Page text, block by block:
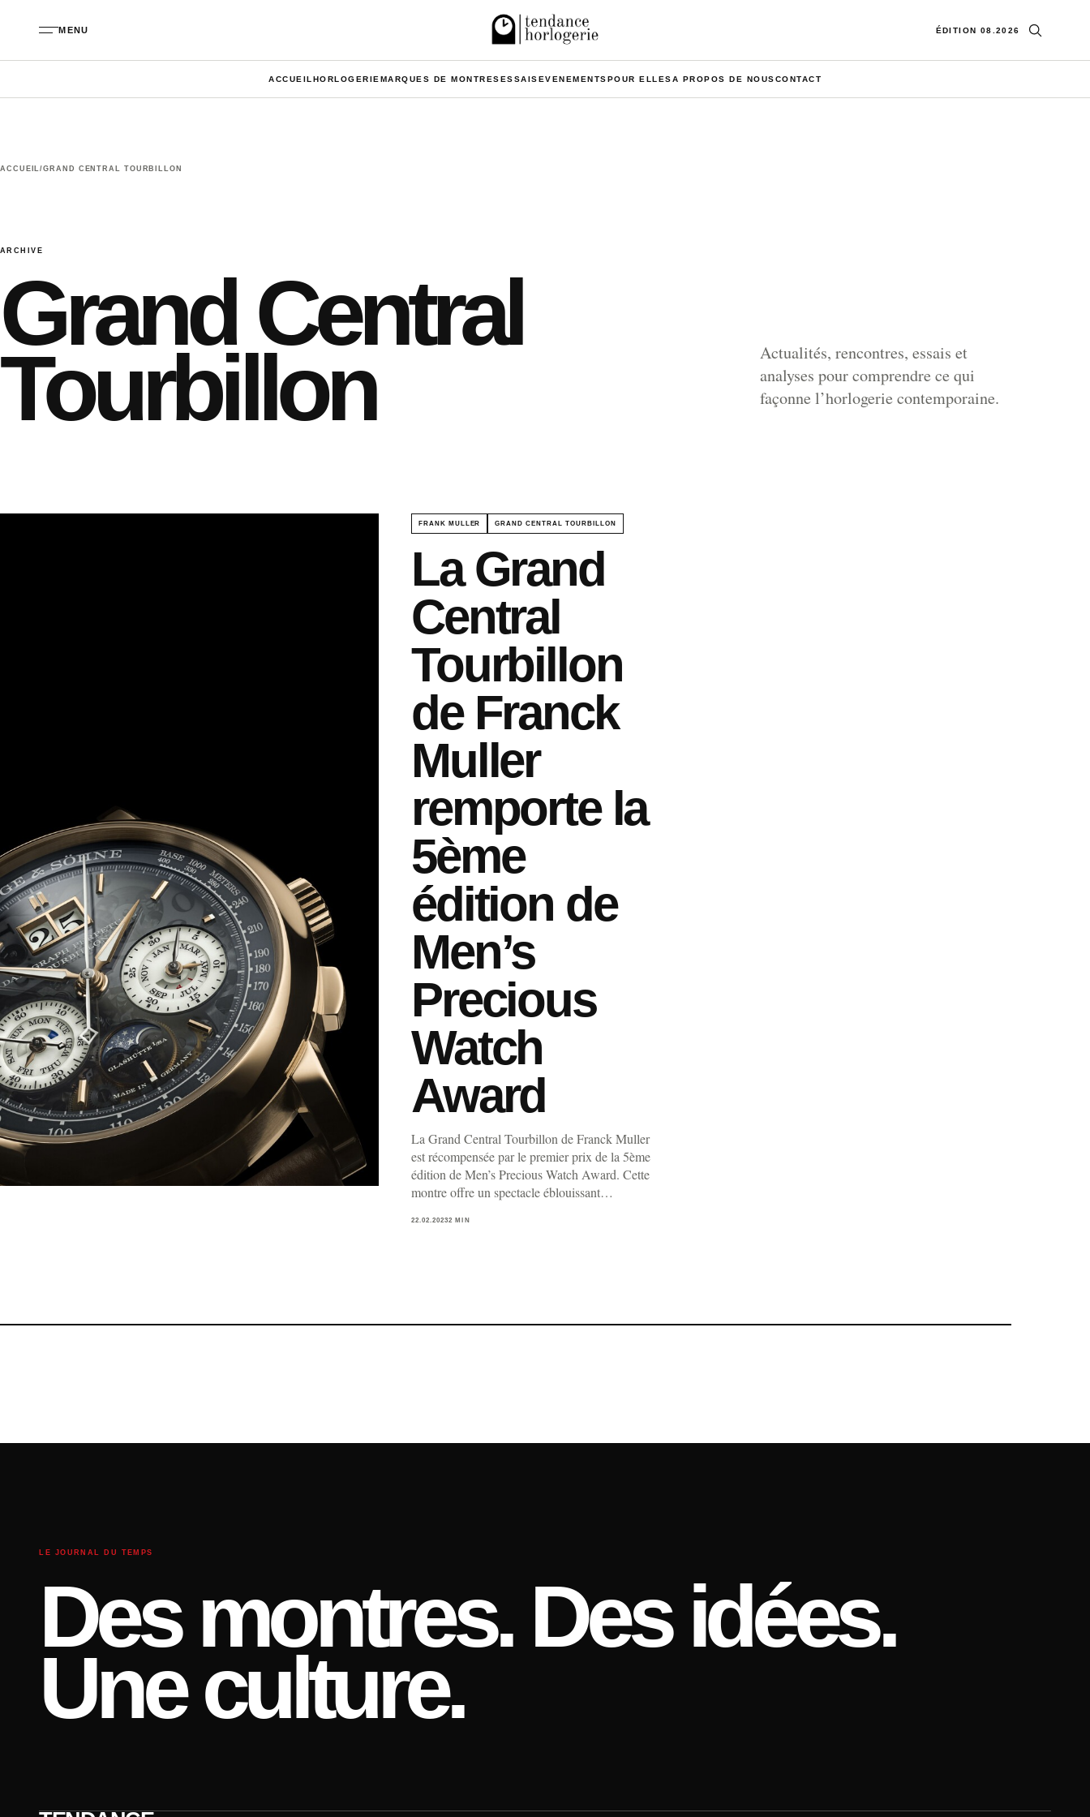
MENU ÉDITION 08.2026 Ouvrir la
ACCUEIL HORLOGERIE MARQUES DE MONTRESESSAISEVENEMENTSPOUR ELLESA PROPOS DE NOUSCONTACT
ACCUEIL/GRAND CENTRAL TOURBILLON
ARCHIVE
Grand Central
Tourbillon
Actualités, rencontres, essais et
analyses pour comprendre ce qui
façonne l’horlogerie contemporaine.
FRANK MULLER GRAND CENTRAL TOURBILLON
La Grand
Central
Tourbillon
de Franck
Muller
remporte la
5ème
édition de
Men’s
Precious
Watch
Award
La Grand Central Tourbillon de Franck Muller
est récompensée par le premier prix de la 5ème
édition de Men’s Precious Watch Award. Cette
montre offre un spectacle éblouissant…
22.02.20232 MIN
LE JOURNAL DU TEMPS
Des montres. Des idées.
Une culture.